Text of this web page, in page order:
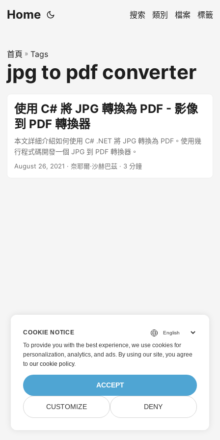
Home 搜索 類別 檔案 標籤
首頁 » Tags
jpg to pdf converter
使用 C# 將 JPG 轉換為 PDF - 影像
到 PDF 轉換器
本文詳細介紹如何使用 C# .NET 將 JPG 轉換為 PDF。使用幾
行程式碼開發一個 JPG 到 PDF 轉換器。
August 26, 2021 · 奈耶爾·沙赫巴茲 · 3 分鐘
COOKIE NOTICE
To provide you with the best experience, we use cookies for
personalization, analytics, and ads. By using our site, you agree
toour cookie policy.
ACCEPT
CUSTOMIZE DENY